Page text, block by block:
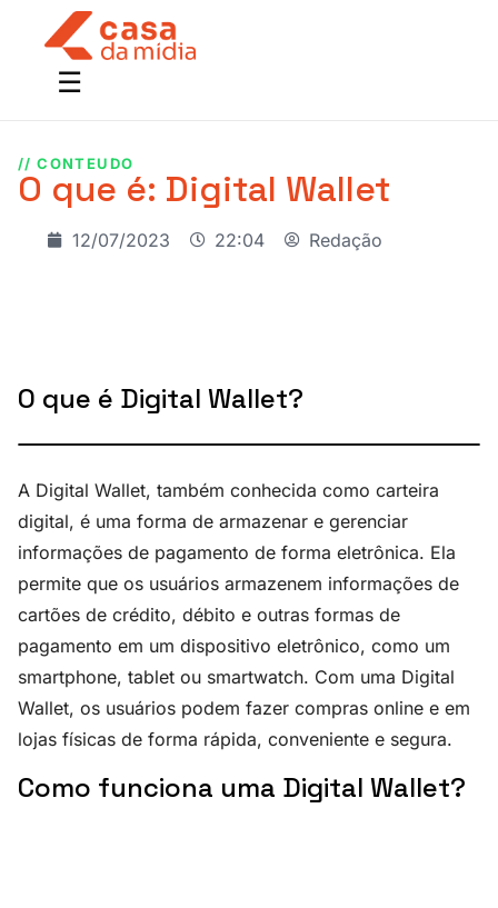
// CONTEUDO
O que é: Digital Wallet
12/07/2023 22:04 Redação
O que é Digital Wallet?
A Digital Wallet, também conhecida como carteira
digital, é uma forma de armazenar e gerenciar
informações de pagamento de forma eletrônica. Ela
permite que os usuários armazenem informações de
cartões de crédito, débito e outras formas de
pagamento em um dispositivo eletrônico, como um
smartphone, tablet ou smartwatch. Com uma Digital
Wallet, os usuários podem fazer compras online e em
lojas físicas de forma rápida, conveniente e segura.
Como funciona uma Digital Wallet?